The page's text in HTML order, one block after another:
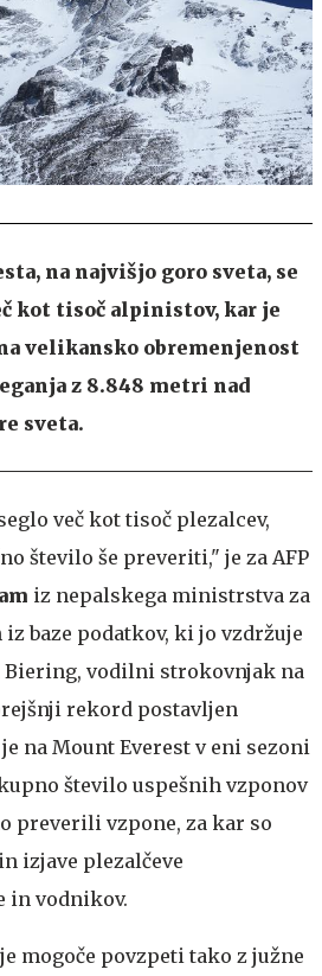
na najvišjo goro sveta, se
kot tisoč alpinistov, kar je
velikansko obremenjenost
z 8.848 metri nad
sveta.
več kot tisoč plezalcev,
število še preveriti," je za AFP
iz nepalskega ministrstva za
baze podatkov, ki jo vzdržuje
vodilni strokovnjak na
rekord postavljen
na Mount Everest v eni sezoni
število uspešnih vzponov
preverili vzpone, za kar so
izjave plezalčeve
in vodnikov.
mogoče povzpeti tako z južne